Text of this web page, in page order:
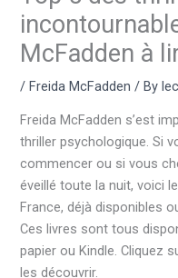
McFadden à
/Freida McFadden / By
Freida McFadden s’est
thriller psychologique. Si
commencer ou si vous
éveillé toute la nuit, voici
France, déjà disponibles
Ces livres sont tous
papier ou Kindle. Cliquez
les découvrir.